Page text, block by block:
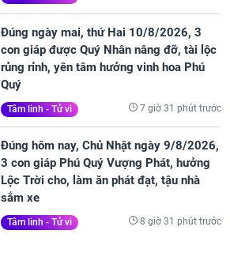
Đúng ngày mai, thứ Hai 10/8/2026, 3
con giáp được Quý Nhân nâng đỡ, tài lộc
rủng rỉnh, yên tâm hưởng vinh hoa Phú
Quý
Tâm linh - Tử vi 7 giờ 31 phút trước
Đúng hôm nay, Chủ Nhật ngày 9/8/2026,
3 con giáp Phú Quý Vượng Phát, hưởng
Lộc Trời cho, làm ăn phát đạt, tậu nhà
sắm xe
Tâm linh - Tử vi 8 giờ 31 phút trước